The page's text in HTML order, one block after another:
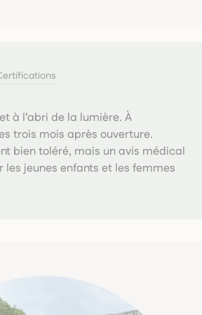
à l’abri de la lumière. À
trois mois après ouverture.
bien toléré, mais un avis médical
les jeunes enfants et les femmes